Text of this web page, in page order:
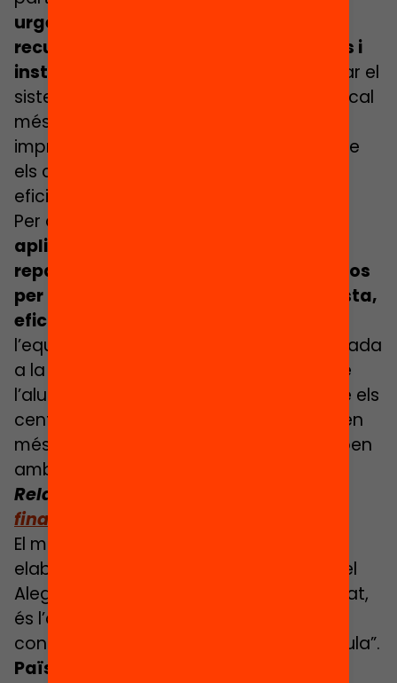
urgeix una distribució més justa dels
recursos que prioritzi aquelles escoles i
instituts on més falta facin.
Per millorar el
sistema educatiu i fer-lo més equitatiu cal
més finançament, però també és
imprescindible repartir els recursos entre
els centres d’una manera més justa,
eficient i transparent.
Per això,
aplicar una nova fórmula de
repartiment que distribueix els recursos
per als centres d’una manera més justa,
eficient i transparent.
l’equitat’ dóna una importància destacada
a la vulnerabilitat social i acadèmica de
l’alumnat del centre i reconeix el fet que els
centres de major complexitat necessiten
més recursos que la resta i dels que reben
amb el sistema de finançament actual.
Relacionat:
finançament per fórmula, explicat
El model de finançament proposat,
elaborat per Marcel Pagès i Miquel Àngel
Alegre en l’informe La fórmula de l’equitat,
és l’aplicació a Catalunya d’un sistema
conegut com a “finançament per fórmula”.
Països com Finlàndia, Suècia, Països